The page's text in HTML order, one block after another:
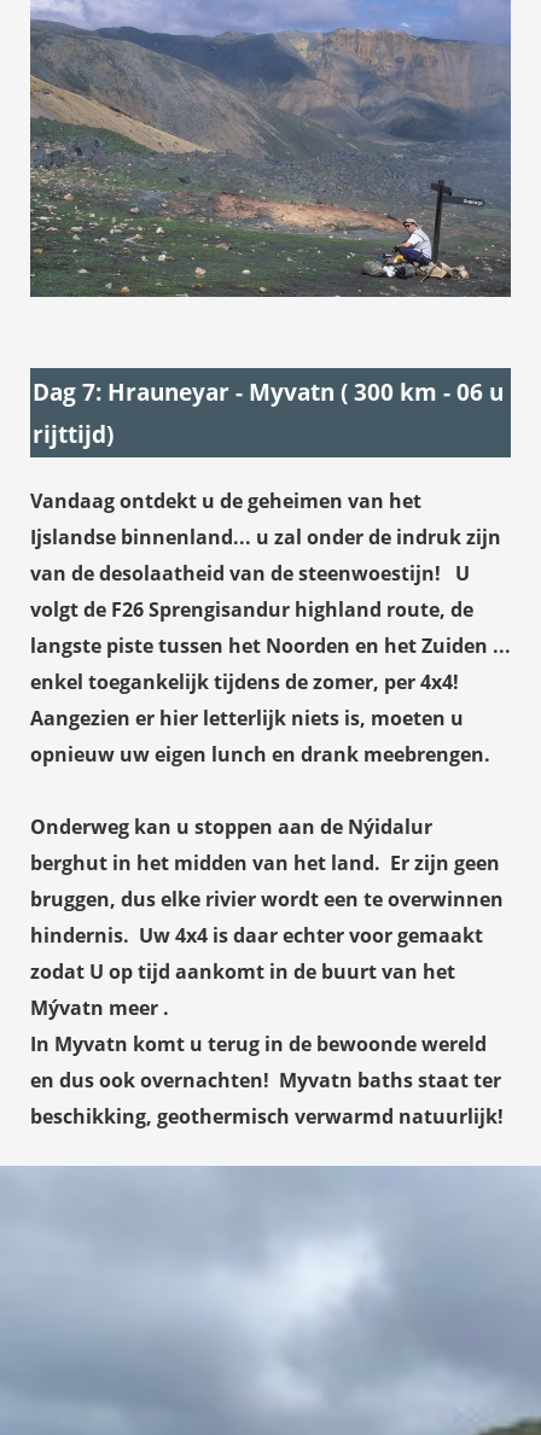
Dag 7: Hrauneyar - Myvatn ( 300 km - 06 u
rijttijd)
Vandaag ontdekt u de geheimen van het
Ijslandse binnenland... u zal onder de indruk zijn
van de desolaatheid van de steenwoestijn! U
volgt de F26Sprengisandur highland route, de
langste piste tussen het Noorden en het Zuiden ...
enkel toegankelijk tijdens de zomer, per 4x4!
Aangezien er hier letterlijk niets is, moeten u
opnieuw uw eigen lunch en drank meebrengen.
Onderweg kan u stoppen aan de Nýidalur
berghut in het midden van het land. Er zijn geen
bruggen, dus elke rivier wordt een te overwinnen
hindernis. Uw 4x4 is daar echter voor gemaakt
zodat U op tijd aankomt in de buurt van het
Mývatn meer .
In Myvatn komt u terug in de bewoonde wereld
en dus ook overnachten! Myvatn bathsstaat ter
beschikking, geothermisch verwarmd natuurlijk!